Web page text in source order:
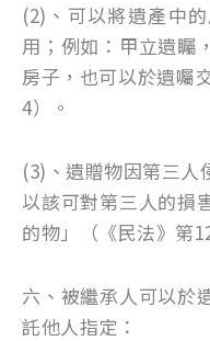
(2)、可以將遺產中
用；例如：甲立遺矚
房子，也可以於遺囑
4）。
(3)、遺贈物因第三人
以該可對第三人的損
的物」（《民法》第
六、被繼承人可以於
託他人指定：